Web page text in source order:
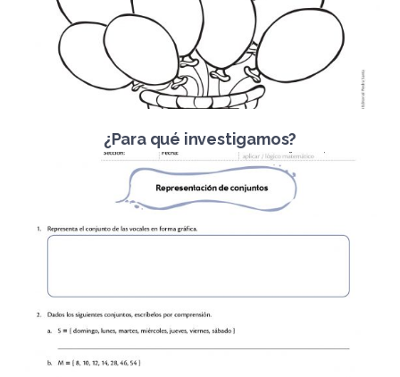
¿Para qué investigamos?